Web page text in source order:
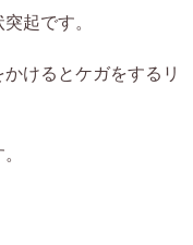
起です。
けるとケガをするリ